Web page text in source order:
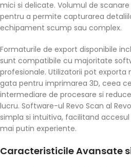
mici si delicate. Volumul de
pentru a permite capturarea
echipament scump sau complex.
Formaturile de export disponibile
sunt compatibile cu majoritate
profesionale. Utilizatorii pot
gata pentru imprimarea 3D, ceea
intermediare de procesare si
lucru. Software-ul Revo Scan al
simpla si intuitiva, facilitand
mai putin experiente.
Caracteristicile Avansate